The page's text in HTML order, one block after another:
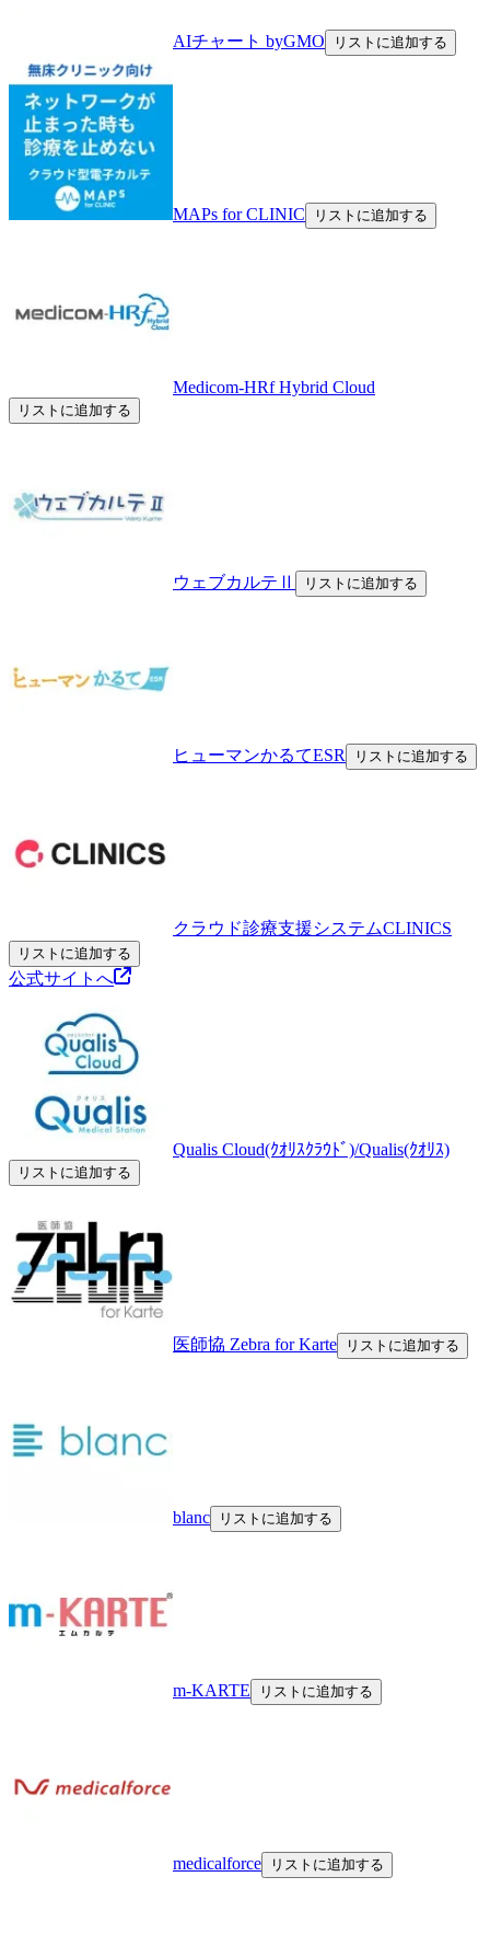
AIチャート byGMO リストに追加する
MAPs for CLINIC リストに追加する
Medicom-HRf Hybrid Cloud
リストに追加する
ウェブカルテⅡ リストに追加する
ヒューマンかるてESR リストに追加する
クラウド診療支援システムCLINICS
リストに追加する
公式サイトへ
Qualis Cloud(ｸｵﾘｽｸﾗｳﾄﾞ)/Qualis(ｸｵﾘｽ)
リストに追加する
医師協 Zebra for Karte リストに追加する
blanc リストに追加する
m-KARTE リストに追加する
medicalforce リストに追加する